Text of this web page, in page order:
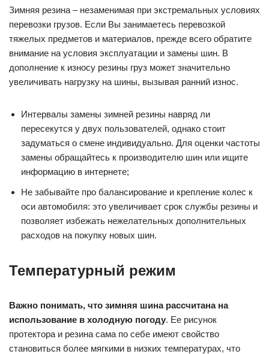
Зимняя резина – незаменимая при экстремальных условиях
перевозки грузов. Если Вы занимаетесь перевозкой
тяжелых предметов и материалов, прежде всего обратите
внимание на условия эксплуатации и замены шин. В
дополнение к износу резины груз может значительно
увеличивать нагрузку на шины, вызывая ранний износ.
Интервалы замены зимней резины навряд ли
пересекутся у двух пользователей, однако стоит
задуматься о смене индивидуально. Для оценки частоты
замены обращайтесь к производителю шин или ищите
информацию в интернете;
Не забывайте про балансирование и крепление колес к
оси автомобиля: это увеличивает срок службы резины и
позволяет избежать нежелательных дополнительных
расходов на покупку новых шин.
Температурный режим
Важно понимать, что зимняя шина рассчитана на
использование в холодную погоду. Ее рисунок
протектора и резина сама по себе имеют свойство
становиться более мягкими в низких температурах, что